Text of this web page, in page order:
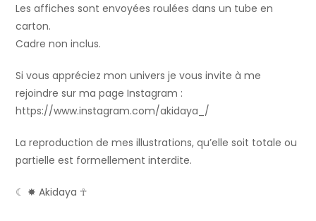
Les affiches sont envoyées roulées dans un tube en
carton.
Cadre non inclus.
Si vous appréciez mon univers je vous invite à me
rejoindre sur ma page Instagram :
https://www.instagram.com/akidaya_/
La reproduction de mes illustrations, qu’elle soit totale ou
partielle est formellement interdite.
☾ ✸ Akidaya ☥